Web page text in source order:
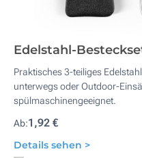
Edelstahl-
Praktisches 3-teiliges
unterwegs oder Outdoor-
spülmaschinengeeignet.
Ab:1,92 €
Details sehen >